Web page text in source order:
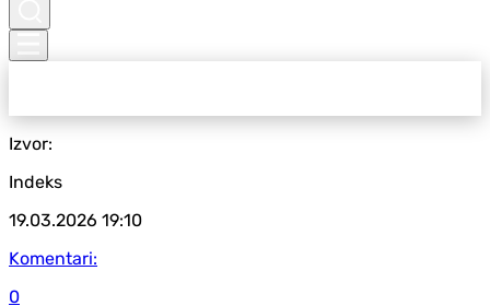
Izvor:
Indeks
19.03.2026 19:10
Komentari:
0